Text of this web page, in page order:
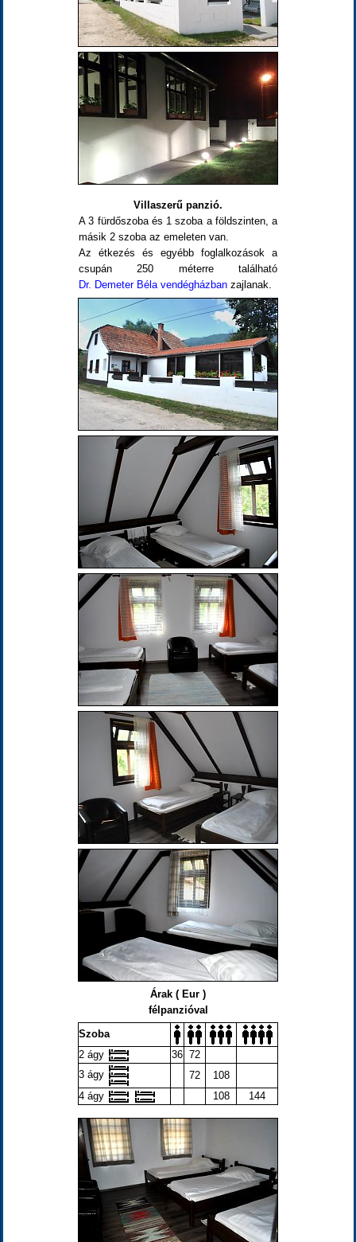
Villaszerű panzió.
A 3 fürdőszoba és 1 szoba a földszinten, a
másik 2 szoba az emeleten van.
Az étkezés és egyébb foglalkozások a
csupán 250 méterre található
Dr. Demeter Béla vendégházban zajlanak.
Árak ( Eur )
félpanzióval
Szoba
2 ágy
36 72
3 ágy
72
108
4 ágy
108 144